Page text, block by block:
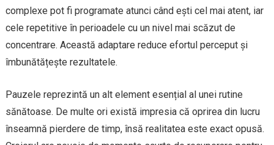
complexe pot fi programate atunci când ești cel mai atent, iar
cele repetitive în perioadele cu un nivel mai scăzut de
concentrare. Această adaptare reduce efortul perceput și
îmbunătățește rezultatele.
Pauzele reprezintă un alt element esențial al unei rutine
sănătoase. De multe ori există impresia că oprirea din lucru
înseamnă pierdere de timp, însă realitatea este exact opusă.